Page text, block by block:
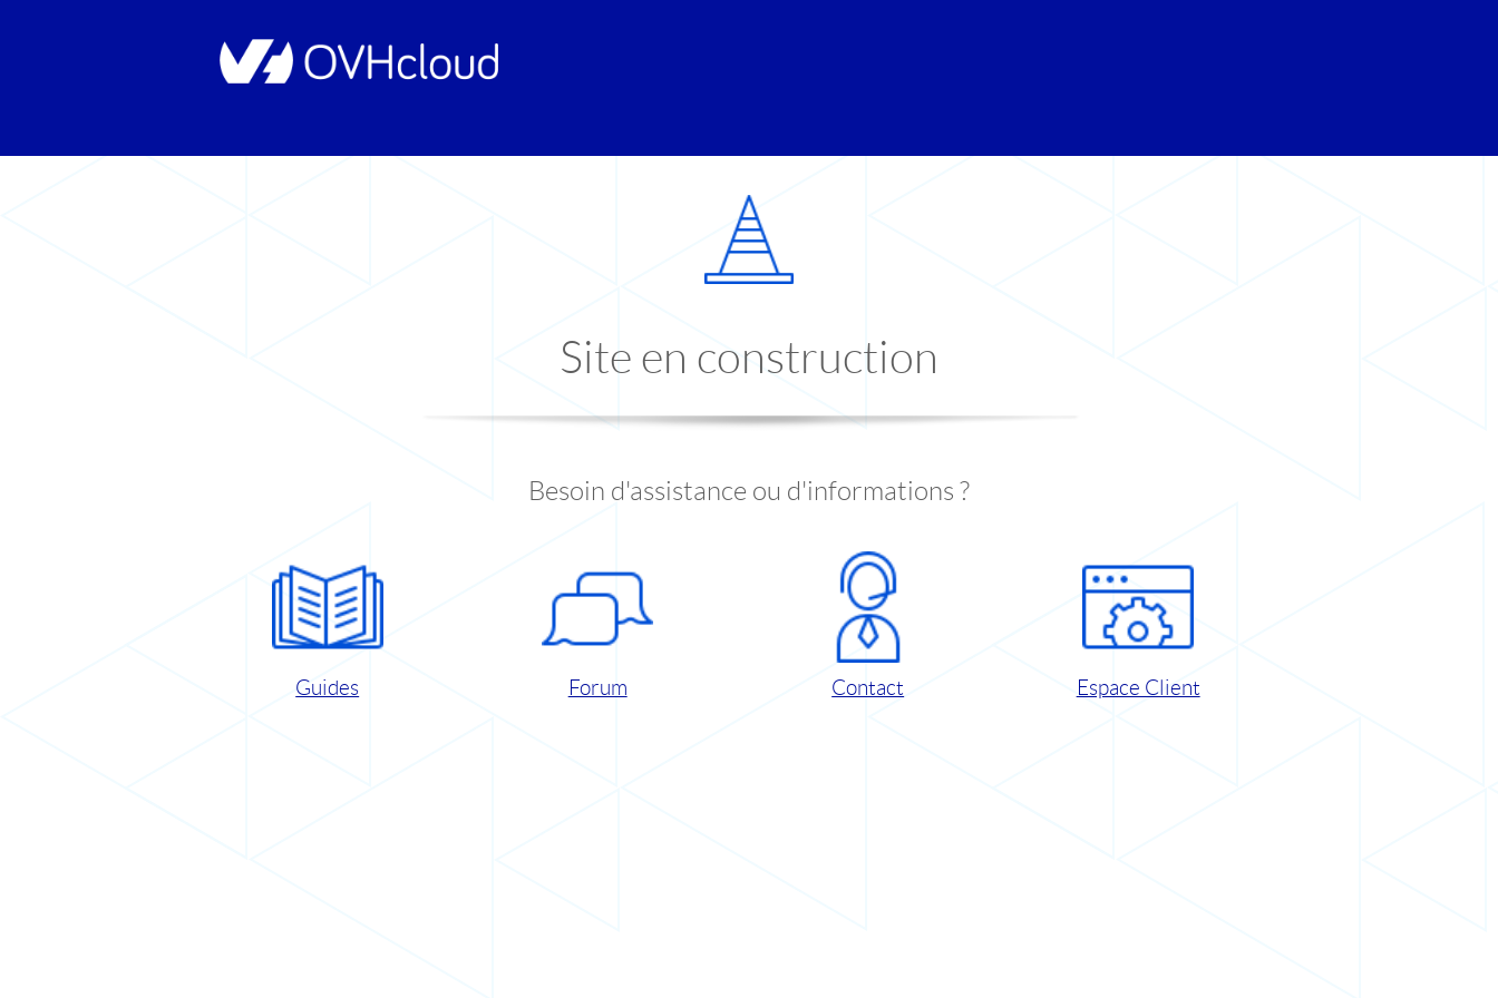
Site en construction
Besoin d'assistance ou d'informations ?
Guides Forum Contact Espace Client